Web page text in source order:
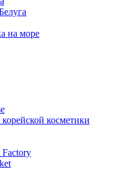
на море
косметики